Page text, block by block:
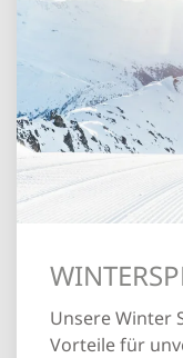
Unsere Winter
Vorteile für